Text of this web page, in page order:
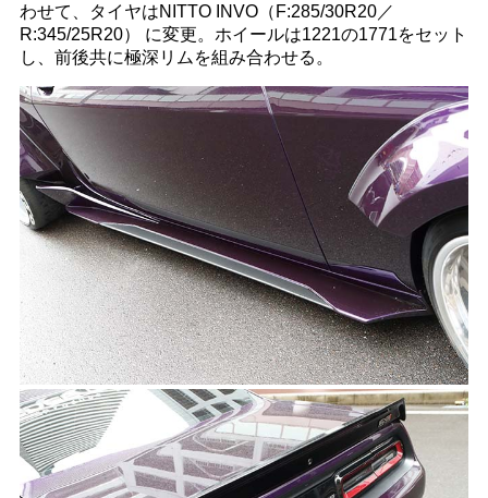
わせて、タイヤはNITTO INVO（F:285/30R20／
R:345/25R20） に変更。ホイールは1221の1771をセット
し、前後共に極深リムを組み合わせる。